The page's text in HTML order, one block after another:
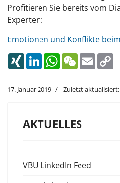
Profitieren Sie bereits vom
Experten:
Emotionen und Konflikte
XINGLinkedInWhatsApp
WeChat
Email
17. Januar 2019 Zuletzt aktualisiert:
AKTUELLES
VBU LinkedIn Feed